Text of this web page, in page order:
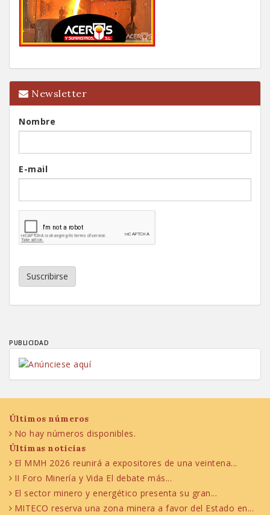
Newsletter
Nombre
E-mail
Suscribirse
PUBLICIDAD
Últimos números
No hay números disponibles.
Últimas noticias
El MMH 2026 reunirá a expositores de una veintena...
II Foro Minería y Vida El debate más...
El sector minero y energético presenta su gran...
MITECO reserva una zona minera a favor del Estado en...